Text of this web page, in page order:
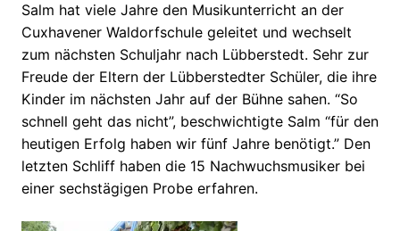
Salm hat viele Jahre den Musikunterricht an der
Cuxhavener Waldorfschule geleitet und wechselt
zum nächsten Schuljahr nach Lübberstedt. Sehr zur
Freude der Eltern der Lübberstedter Schüler, die ihre
Kinder im nächsten Jahr auf der Bühne sahen. “So
schnell geht das nicht”, beschwichtigte Salm “für den
heutigen Erfolg haben wir fünf Jahre benötigt.” Den
letzten Schliff haben die 15 Nachwuchsmusiker bei
einer sechstägigen Probe erfahren.